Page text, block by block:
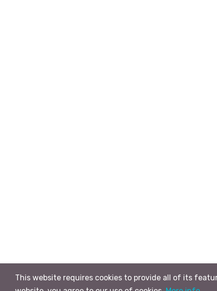
This website requires cookies to provide all of its